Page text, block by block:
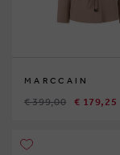
MARCCAIN
€ 399,00 € 179,25